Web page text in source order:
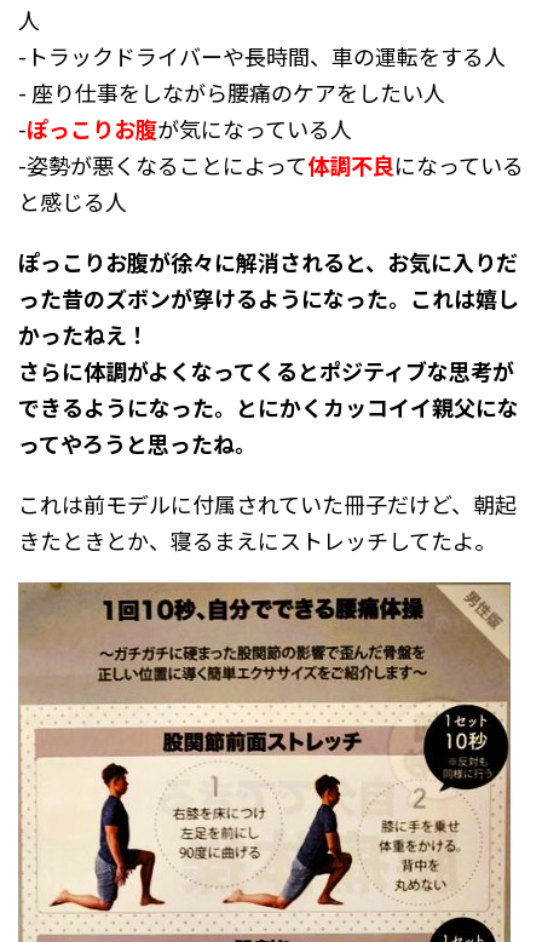
人
-トラックドライバーや長時間、車の運転をする人
- 座り仕事をしながら腰痛のケアをしたい人
-ぽっこりお腹が気になっている人
-姿勢が悪くなることによって体調不良になっている
と感じる人
ぽっこりお腹が徐々に解消されると、お気に入りだ
った昔のズボンが穿けるようになった。これは嬉し
かったねえ！
さらに体調がよくなってくるとポジティブな思考が
できるようになった。とにかくカッコイイ親父にな
ってやろうと思ったね。
これは前モデルに付属されていた冊子だけど、朝起
きたときとか、寝るまえにストレッチしてたよ。